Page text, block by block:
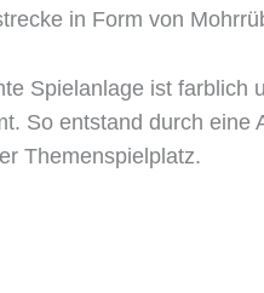
in Form von
Spielanlage ist farblich
So entstand durch eine
Themenspielplatz.